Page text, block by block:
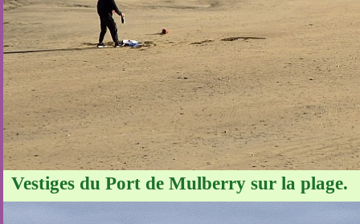
Vestiges du Port de Mulberry sur la plage.